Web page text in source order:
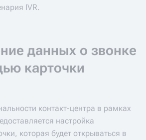
IVR.
данных о звонке
карточки
контакт-центра в рамках
настройка
которая будет открываться в